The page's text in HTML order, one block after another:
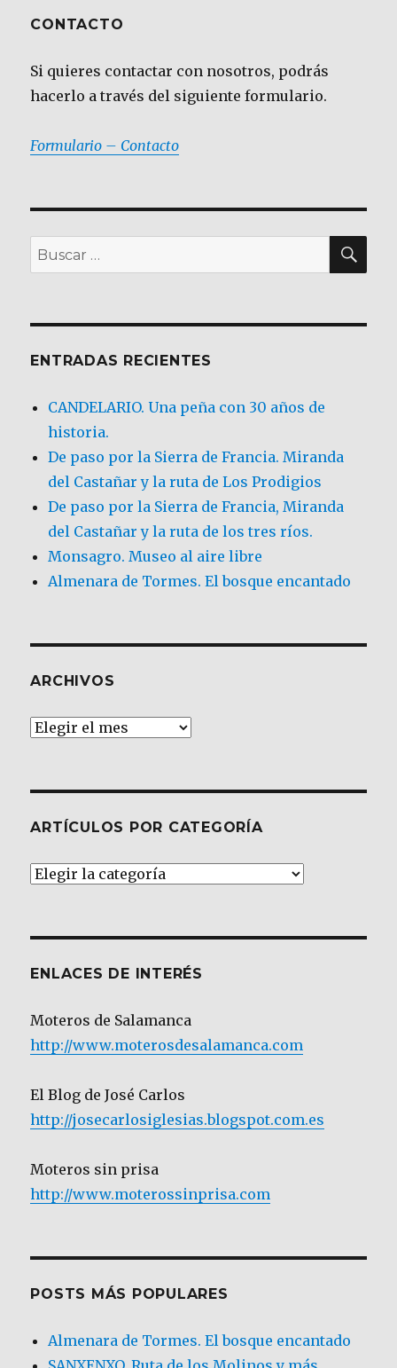
CONTACTO
Si quieres contactar con nosotros, podrás
hacerlo a través del siguiente formulario.
Formulario – Contacto
Buscar
por:
ENTRADAS RECIENTES
CANDELARIO. Una peña con 30 años de
historia.
De paso por la Sierra de Francia. Miranda
del Castañar y la ruta de Los Prodigios
De paso por la Sierra de Francia, Miranda
del Castañar y la ruta de los tres ríos.
Monsagro. Museo al aire libre
Almenara de Tormes. El bosque encantado
ARCHIVOS
Archivos
ARTÍCULOS POR CATEGORÍA
Artículos
ENLACES DE INTERÉS
Moteros de Salamanca
http://www.moterosdesalamanca.com
El Blog de José Carlos
http://josecarlosiglesias.blogspot.com.es
Moteros sin prisa
http://www.moterossinprisa.com
POSTS MÁS POPULARES
Almenara de Tormes. El bosque encantado